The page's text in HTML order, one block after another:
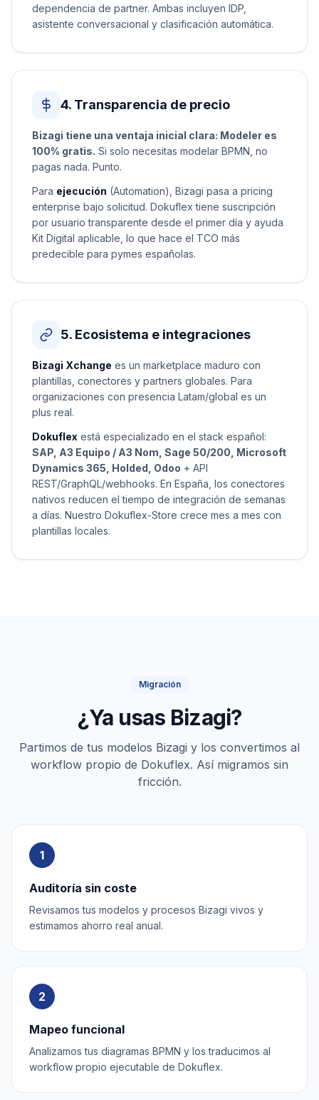
dependencia de partner. Ambas incluyen IDP,
asistente conversacional y clasificación automática.
4. Transparencia de precio
Bizagi tiene una ventaja inicial clara: Modeler es
100% gratis. Si solo necesitas modelar BPMN, no
pagas nada. Punto.
Para ejecución (Automation), Bizagi pasa a pricing
enterprise bajo solicitud. Dokuflex tiene suscripción
por usuario transparente desde el primer día y ayuda
Kit Digital aplicable, lo que hace el TCO más
predecible para pymes españolas.
5. Ecosistema e integraciones
Bizagi Xchange es un marketplace maduro con
plantillas, conectores y partners globales. Para
organizaciones con presencia Latam/global es un
plus real.
Dokuflex está especializado en el stack español:
SAP, A3 Equipo / A3 Nom, Sage 50/200, Microsoft
Dynamics 365, Holded, Odoo + API
REST/GraphQL/webhooks. En España, los conectores
nativos reducen el tiempo de integración de semanas
a días. Nuestro Dokuflex-Store crece mes a mes con
plantillas locales.
Migración
¿Ya usas Bizagi?
Partimos de tus modelos Bizagi y los convertimos al
workflow propio de Dokuflex. Así migramos sin
fricción.
1
Auditoría sin coste
Revisamos tus modelos y procesos Bizagi vivos y
estimamos ahorro real anual.
2
Mapeo funcional
Analizamos tus diagramas BPMN y los traducimos al
workflow propio ejecutable de Dokuflex.